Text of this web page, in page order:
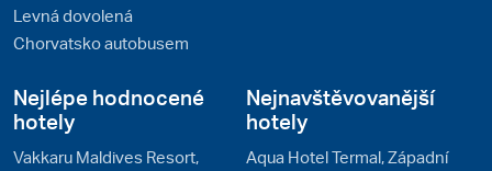
Levná dovolená
Chorvatsko autobusem
Nejlépe hodnocené
hotely
Vakkaru Maldives Resort,
Nejnavštěvovanější
hotely
Aqua Hotel Termal, Západní